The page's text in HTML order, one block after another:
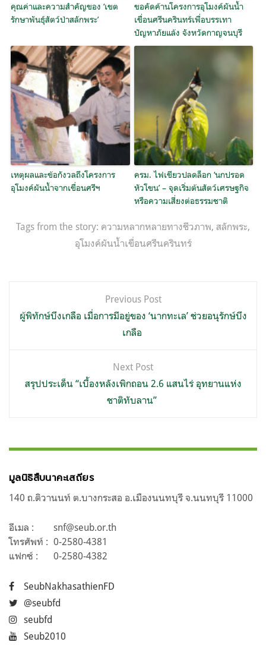
คุณค่าและความสำคัญของ ‘เขต
รักษาพันธุ์สัตว์ป่าสลักพระ’
ขอคัดค้านโครงการอุโมงค์ผันน้ำ
เขื่อนศรีนครินทร์เพื่อบรรเทา
ปัญหาภัยแล้ง จังหวัดกาญจนบุรี
เหตุผลและข้อกังวลถึงโครงการ
อุโมงค์ผันน้ำจากเขื่อนศรีฯ
ครม. ไฟเขียวปลดล็อก ‘นกปรอด
หัวโขน’ – จุดเริ่มต้นสัตว์เศรษฐกิจ
หรือความเสี่ยงต่อธรรมชาติ
Tags from the story: ความหลากหลายทางชีวภาพ, สลักพระ,
อุโมงค์ผันน้ำเขื่อนศรีนครินทร์
เรื่อง
Previous Post
ผู้พิทักษ์บึงเกลือ เมื่อการมีอยู่ของ ‘นากทะเล’ ช่วยอนุรักษ์บึง
เกลือ
Next Post
สรุปประเด็น “เบื้องหลังเพิกถอน 2.6 แสนไร่ อุทยานแห่ง
ชาติทับลาน”
มูลนิธิสืบนาคะเสถียร
140 ถ.ติวานนท์ ต.บางกระสอ อ.เมืองนนทบุรี จ.นนทบุรี 11000
อีเมล :
snf@seub.or.th
โทรศัพท์ : 0-2580-4381
แฟกซ์ :
0-2580-4382
SeubNakhasathienFD
@seubfd
seubfd
Seub2010